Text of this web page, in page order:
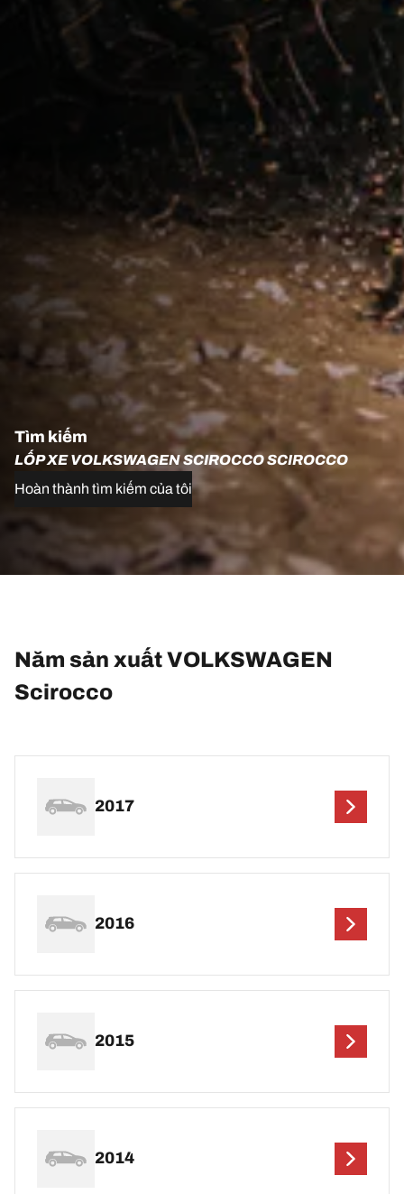
Tìm kiếm
LỐP XE VOLKSWAGEN SCIROCCO SCIROCCO
Hoàn thành tìm kiếm của tôi
Năm sản xuất VOLKSWAGEN
Scirocco
2017
2016
2015
2014